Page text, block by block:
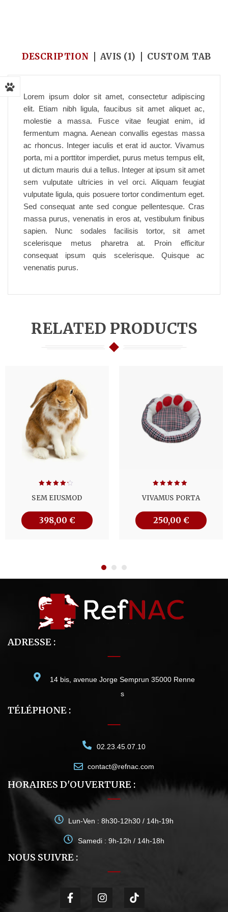
DESCRIPTION AVIS (1) CUSTOM TAB
Lorem ipsum dolor sit amet, consectetur adipiscing
elit. Etiam nibh ligula, faucibus sit amet aliquet ac,
molestie a massa. Fusce vitae feugiat enim, id
fermentum magna. Aenean convallis egestas massa
ac rhoncus. Integer iaculis et erat id auctor. Vivamus
porta, mi a porttitor imperdiet, purus metus tempus elit,
ut dictum mauris dui a tellus. Integer at ipsum sit amet
sem vulputate ultricies in vel orci. Aliquam feugiat
vulputate ligula, quis posuere tortor condimentum eget.
Sed consequat ante sed congue pellentesque. Cras
massa purus, venenatis in eros at, vestibulum finibus
sapien. Nunc sodales facilisis tortor, sit amet
scelerisque metus pharetra at. Proin efficitur
consequat ipsum quis scelerisque. Quisque ac
venenatis purus.
RELATED PRODUCTS
4.00
SEM EIUSMOD
398,00 €
sur 5
VIVAMUS PORTA
250,00 €
ADRESSE :
14 bis, avenue Jorge Semprun 35000 Renne
s
TÉLÉPHONE :
02.23.45.07.10
contact@refnac.com
HORAIRES D'OUVERTURE :
Lun-Ven : 8h30-12h30 / 14h-19h
Samedi : 9h-12h / 14h-18h
NOUS SUIVRE :